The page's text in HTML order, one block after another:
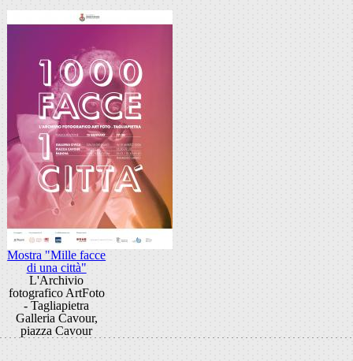
Mostra "Mille facce
di una città"
L'Archivio
fotografico ArtFoto
- Tagliapietra
Galleria Cavour,
piazza Cavour